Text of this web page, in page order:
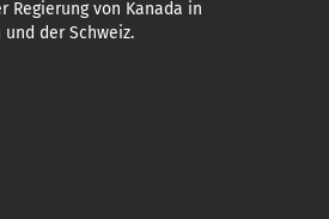
Regierung von Kanada in
der Schweiz.